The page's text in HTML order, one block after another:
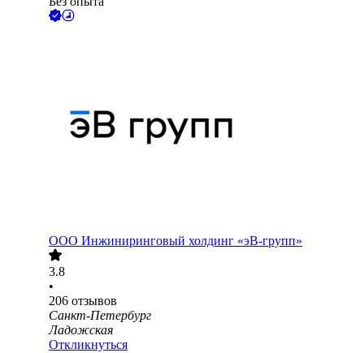
ООО Инжиниринговый холдинг «эВ-групп»
3.8
•
206 отзывов
Санкт-Петербург
Ладожская
Откликнуться